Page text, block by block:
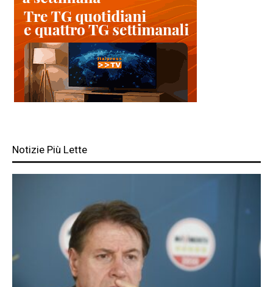
Notizie Più Lette